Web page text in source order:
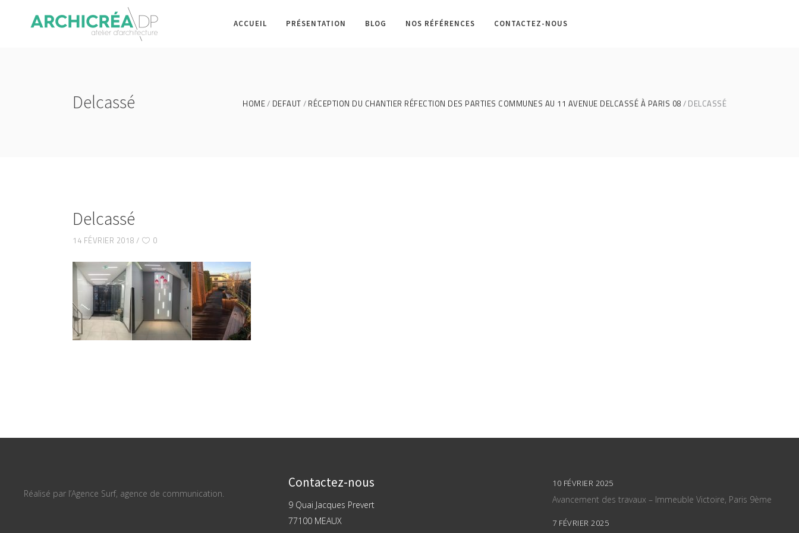
ACCUEIL PRÉSENTATION BLOG NOS RÉFÉRENCES CONTACTEZ-NOUS
Delcassé HOME DEFAUT RÉCEPTION DU CHANTIER RÉFECTION DES PARTIES COMMUNES AU 11 AVENUE DELCASSÉ À PARIS 08 DELCASSÉ
Delcassé
14 FÉVRIER 2018 0
Réalisé par l’Agence Surf, agence de communication.
Contactez-nous
9 Quai Jacques Prevert
77100 MEAUX
10 FÉVRIER 2025
Avancement des travaux – Immeuble Victoire, Paris 9ème
7 FÉVRIER 2025